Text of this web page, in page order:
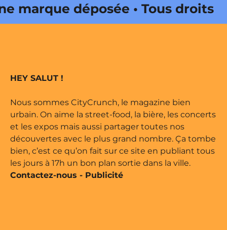
déposée • Tous droits
édité par Buena Onda Web •
HEY SALUT !
Nous sommes CityCrunch, le magazine bien
urbain. On aime la street-food, la bière, les concerts
et les expos mais aussi partager toutes nos
découvertes avec le plus grand nombre. Ça tombe
bien, c’est ce qu’on fait sur ce site en publiant tous
les jours à 17h un bon plan sortie dans la ville.
Contactez-nous - Publicité